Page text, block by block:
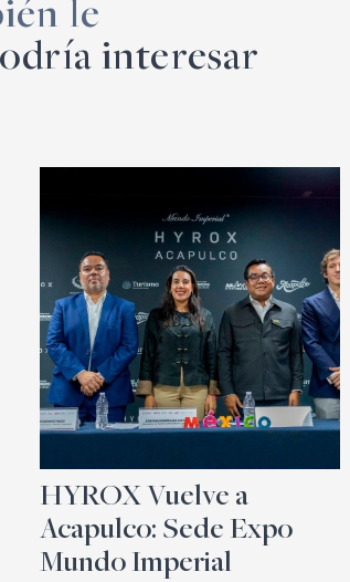
le
interesar
HYROX Vuelve a
Acapulco: Sede Expo
Mundo Imperial